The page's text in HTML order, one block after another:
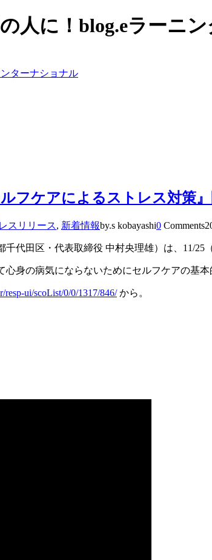
人に！blog.eラーニン
ターナショナル
フケアによるストレス対策』
スリリース, 新着情報by.s kobayashi0 Comments
代田区・代表取締役 中村央理雄）は、11/
身の病気にならないためにセルフケアの基
resp-ui/scoList/0/0/1317/846/から。